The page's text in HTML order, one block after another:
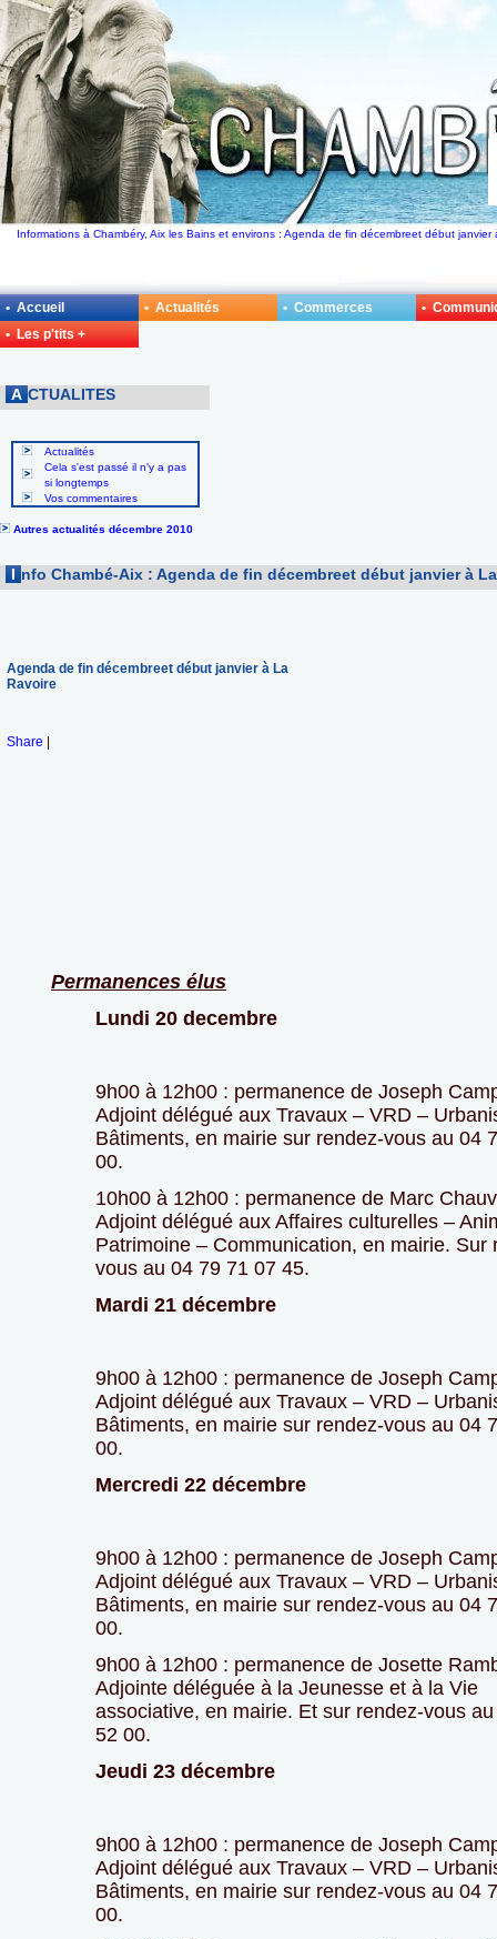
Informations à Chambéry, Aix les Bains et environs : Agenda de fin décembreet début janvier
A CTUALITES
Actualités
Cela s'est passé il n'y a pas
si longtemps
Vos commentaires
Autres actualités décembre 2010
I nfo Chambé-Aix : Agenda de fin décembreet début janvier à
Agenda de fin décembreet début janvier à La
Ravoire
Share
Permanences élus
Lundi 20 decembre
9h00 à 12h00 : permanence de Joseph
Adjoint délégué aux Travaux – VRD –
Bâtiments, en mairie sur rendez-vous au 04
00.
10h00 à 12h00 : permanence de Marc
Adjoint délégué aux Affaires culturelles –
Patrimoine – Communication, en mairie. Sur
vous au 04 79 71 07 45.
Mardi 21 décembre
9h00 à 12h00 : permanence de Joseph
Adjoint délégué aux Travaux – VRD –
Bâtiments, en mairie sur rendez-vous au 04
00.
Mercredi 22 décembre
9h00 à 12h00 : permanence de Joseph
Adjoint délégué aux Travaux – VRD –
Bâtiments, en mairie sur rendez-vous au 04
00.
9h00 à 12h00 : permanence de Josette
Adjointe déléguée à la Jeunesse et à la Vie
associative, en mairie. Et sur rendez-vous
52 00.
Jeudi 23 décembre
9h00 à 12h00 : permanence de Joseph
Adjoint délégué aux Travaux – VRD –
Bâtiments, en mairie sur rendez-vous au 04
00.
• Accueil • Actualités • Commerces
•
• Les p'tits +